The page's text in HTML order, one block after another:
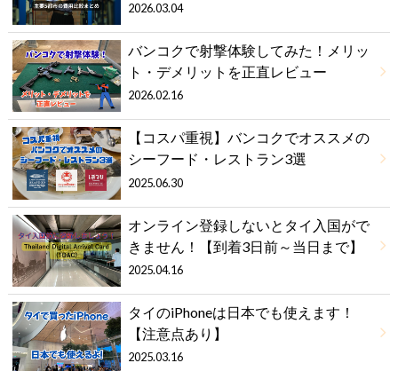
2026.03.04
バンコクで射撃体験してみた！メリッ
ト・デメリットを正直レビュー
2026.02.16
【コスパ重視】バンコクでオススメの
シーフード・レストラン3選
2025.06.30
オンライン登録しないとタイ入国がで
きません！【到着3日前～当日まで】
2025.04.16
タイのiPhoneは日本でも使えます！
【注意点あり】
2025.03.16